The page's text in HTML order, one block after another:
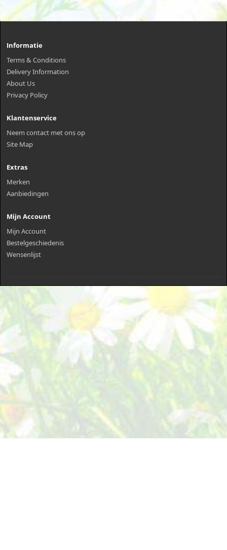
Informatie
Terms & Conditions
Delivery Information
About Us
Privacy Policy
Klantenservice
Neem contact met ons op
Site Map
Extras
Merken
Aanbiedingen
Mijn Account
Mijn Account
Bestelgeschiedenis
Wensenlijst